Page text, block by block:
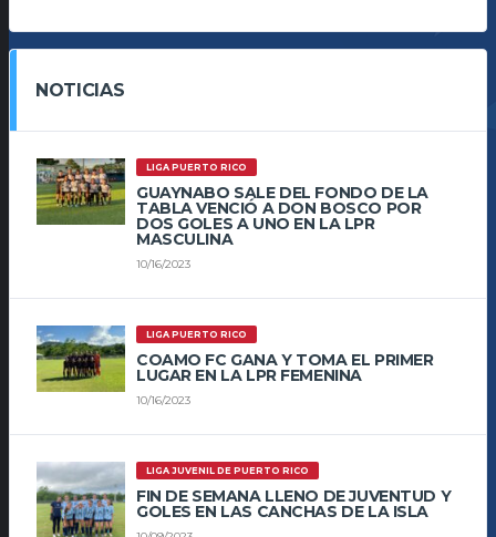
NOTICIAS
LIGA PUERTO RICO
GUAYNABO SALE DEL FONDO DE LA
TABLA VENCIÓ A DON BOSCO POR
DOS GOLES A UNO EN LA LPR
MASCULINA
10/16/2023
LIGA PUERTO RICO
COAMO FC GANA Y TOMA EL PRIMER
LUGAR EN LA LPR FEMENINA
10/16/2023
LIGA JUVENIL DE PUERTO RICO
FIN DE SEMANA LLENO DE JUVENTUD Y
GOLES EN LAS CANCHAS DE LA ISLA